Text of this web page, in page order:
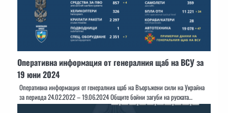
Оперативна информация от генералния щаб на ВСУ за
19 юни 2024
Оперативна информация от генералния щаб на Въоръжени сили на Украйна
за периода 24.02.2022 – 19.06.2024 Общите бойни загуби на руската…